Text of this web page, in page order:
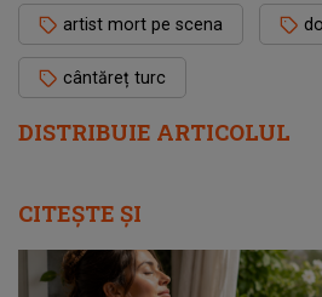
DISTRIBUIE ARTICOLUL
artist mort pe scena
cântăreț turc
CITEȘTE ȘI